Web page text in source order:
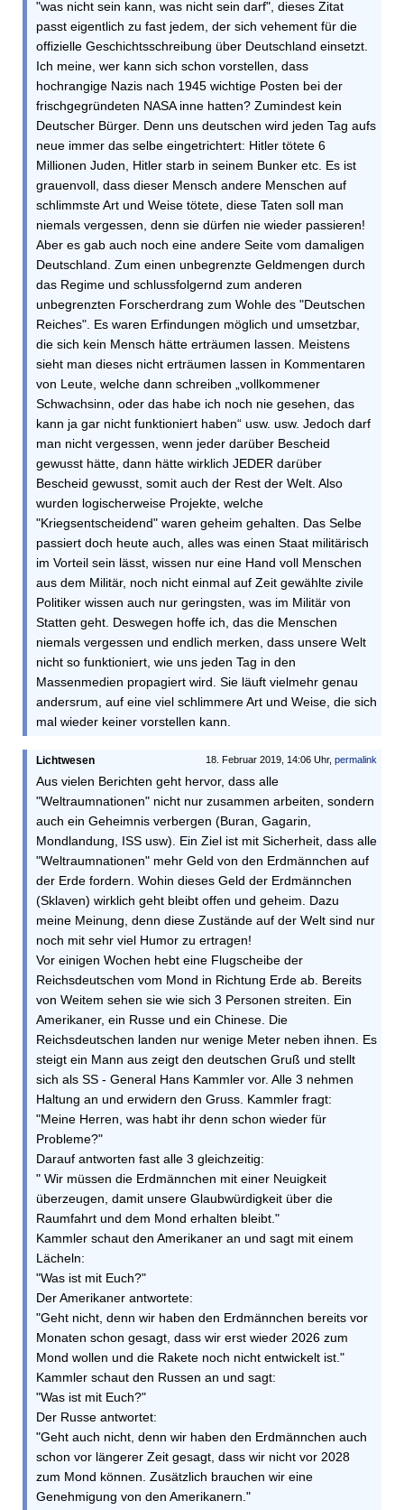
"was nicht sein kann, was nicht sein darf", dieses Zitat
passt eigentlich zu fast jedem, der sich vehement für die
offizielle Geschichtsschreibung über Deutschland einsetzt.
Ich meine, wer kann sich schon vorstellen, dass
hochrangige Nazis nach 1945 wichtige Posten bei der
frischgegründeten NASA inne hatten? Zumindest kein
Deutscher Bürger. Denn uns deutschen wird jeden Tag aufs
neue immer das selbe eingetrichtert: Hitler tötete 6
Millionen Juden, Hitler starb in seinem Bunker etc. Es ist
grauenvoll, dass dieser Mensch andere Menschen auf
schlimmste Art und Weise tötete, diese Taten soll man
niemals vergessen, denn sie dürfen nie wieder passieren!
Aber es gab auch noch eine andere Seite vom damaligen
Deutschland. Zum einen unbegrenzte Geldmengen durch
das Regime und schlussfolgernd zum anderen
unbegrenzten Forscherdrang zum Wohle des "Deutschen
Reiches". Es waren Erfindungen möglich und umsetzbar,
die sich kein Mensch hätte erträumen lassen. Meistens
sieht man dieses nicht erträumen lassen in Kommentaren
von Leute, welche dann schreiben „vollkommener
Schwachsinn, oder das habe ich noch nie gesehen, das
kann ja gar nicht funktioniert haben“ usw. usw. Jedoch darf
man nicht vergessen, wenn jeder darüber Bescheid
gewusst hätte, dann hätte wirklich JEDER darüber
Bescheid gewusst, somit auch der Rest der Welt. Also
wurden logischerweise Projekte, welche
"Kriegsentscheidend" waren geheim gehalten. Das Selbe
passiert doch heute auch, alles was einen Staat militärisch
im Vorteil sein lässt, wissen nur eine Hand voll Menschen
aus dem Militär, noch nicht einmal auf Zeit gewählte zivile
Politiker wissen auch nur geringsten, was im Militär von
Statten geht. Deswegen hoffe ich, das die Menschen
niemals vergessen und endlich merken, dass unsere Welt
nicht so funktioniert, wie uns jeden Tag in den
Massenmedien propagiert wird. Sie läuft vielmehr genau
andersrum, auf eine viel schlimmere Art und Weise, die sich
mal wieder keiner vorstellen kann.
18. Februar 2019, 14:06 Uhr, permalink
Lichtwesen
Aus vielen Berichten geht hervor, dass alle
"Weltraumnationen" nicht nur zusammen arbeiten, sondern
auch ein Geheimnis verbergen (Buran, Gagarin,
Mondlandung, ISS usw). Ein Ziel ist mit Sicherheit, dass alle
"Weltraumnationen" mehr Geld von den Erdmännchen auf
der Erde fordern. Wohin dieses Geld der Erdmännchen
(Sklaven) wirklich geht bleibt offen und geheim. Dazu
meine Meinung, denn diese Zustände auf der Welt sind nur
noch mit sehr viel Humor zu ertragen!
Vor einigen Wochen hebt eine Flugscheibe der
Reichsdeutschen vom Mond in Richtung Erde ab. Bereits
von Weitem sehen sie wie sich 3 Personen streiten. Ein
Amerikaner, ein Russe und ein Chinese. Die
Reichsdeutschen landen nur wenige Meter neben ihnen. Es
steigt ein Mann aus zeigt den deutschen Gruß und stellt
sich als SS - General Hans Kammler vor. Alle 3 nehmen
Haltung an und erwidern den Gruss. Kammler fragt:
"Meine Herren, was habt ihr denn schon wieder für
Probleme?"
Darauf antworten fast alle 3 gleichzeitig:
" Wir müssen die Erdmännchen mit einer Neuigkeit
überzeugen, damit unsere Glaubwürdigkeit über die
Raumfahrt und dem Mond erhalten bleibt."
Kammler schaut den Amerikaner an und sagt mit einem
Lächeln:
"Was ist mit Euch?"
Der Amerikaner antwortete:
"Geht nicht, denn wir haben den Erdmännchen bereits vor
Monaten schon gesagt, dass wir erst wieder 2026 zum
Mond wollen und die Rakete noch nicht entwickelt ist."
Kammler schaut den Russen an und sagt:
"Was ist mit Euch?"
Der Russe antwortet:
"Geht auch nicht, denn wir haben den Erdmännchen auch
schon vor längerer Zeit gesagt, dass wir nicht vor 2028
zum Mond können. Zusätzlich brauchen wir eine
Genehmigung von den Amerikanern."